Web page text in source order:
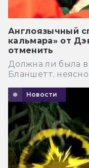
Англоязычный
кальмара» от
отменить
Должна ли была
Бланшетт, неясно.
Новости